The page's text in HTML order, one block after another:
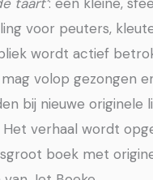
taart’: een kleine,
voor peuters,
wordt actief
volop gezongen
bij nieuwe originele
Het verhaal wordt
boek met